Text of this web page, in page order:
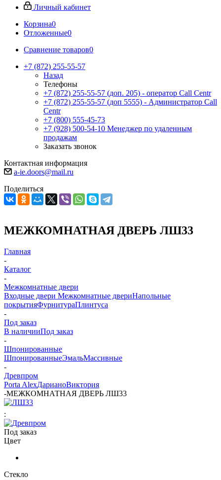
Личный кабинет
Корзина0
Отложенные0
Сравнение товаров0
+7 (872) 255-55-57
Назад
Телефоны
+7 (872) 255-55-57 (доп. 205) - оператор Call Centr
+7 (872) 255-55-57 (доп 5555) - Администратор Call
Centr
+7 (800) 555-45-73
+7 (928) 500-54-10 Менеджер по удаленным
продажам
Заказать звонок
Контактная информация
a-ie.doors@mail.ru
Поделиться
МЕЖКОМНАТНАЯ ДВЕРЬ ЛШ33
Главная
-
Каталог
-
Межкомнатные двери
Входные двери Межкомнатные двериНапольные
покрытияФурнитураПлинтуса
-
Под заказ
В наличииПод заказ
-
Шпонированные
ШпонированныеЭмальМассивные
-
Древпром
Porta AlexДарианоВиктория
-МЕЖКОМНАТНАЯ ДВЕРЬ ЛШ33
:
Под заказ
Цвет
Стекло